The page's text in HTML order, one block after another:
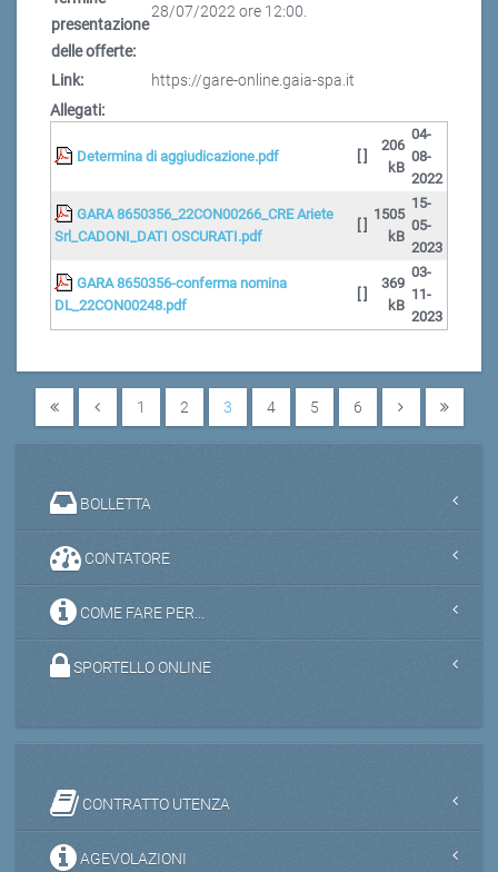
presentazione
delle offerte:
28/07/2022 ore 12:00.
Link:
https://gare-online.gaia-spa.it
Allegati:
Determina di aggiudicazione.pdf
206
kB
04-
08-
2022
GARA 8650356_22CON00266_CRE Ariete
Srl_CADONI_DATI OSCURATI.pdf
1505
kB
15-
05-
2023
GARA 8650356-conferma nomina
DL_22CON00248.pdf
369
kB
03-
11-
2023
1 2 3 4 5 6
BOLLETTA
CONTATORE
COME FARE PER...
SPORTELLO ONLINE
CONTRATTO UTENZA
AGEVOLAZIONI